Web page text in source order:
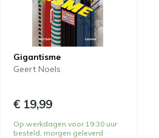
Gigantisme
Geert Noels
€ 19,99
Op werkdagen voor 19:30 uur
besteld, morgen geleverd